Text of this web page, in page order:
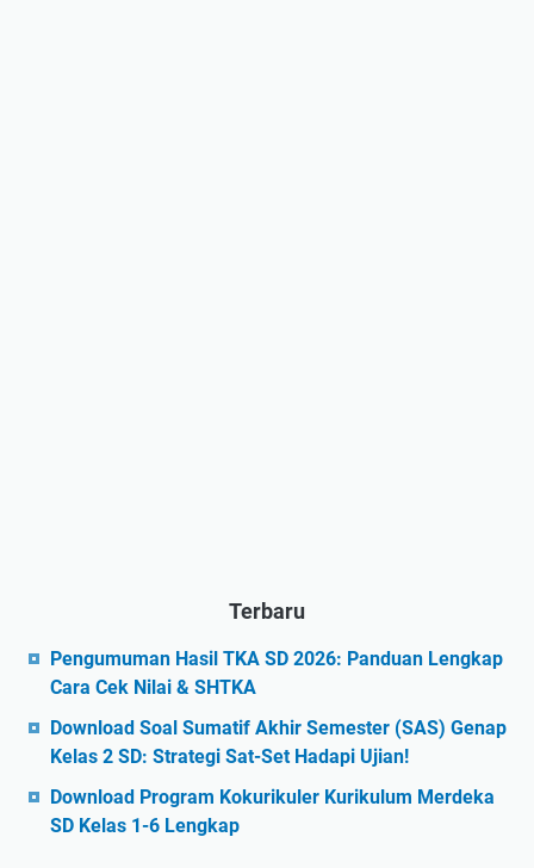
Terbaru
Pengumuman Hasil TKA SD 2026: Panduan Lengkap
Cara Cek Nilai & SHTKA
Download Soal Sumatif Akhir Semester (SAS) Genap
Kelas 2 SD: Strategi Sat-Set Hadapi Ujian!
Download Program Kokurikuler Kurikulum Merdeka
SD Kelas 1-6 Lengkap